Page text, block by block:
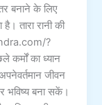
बनाने के लिए
तारा रानी की
?
कर्मों का ध्यान
जीवन
बना सकें।